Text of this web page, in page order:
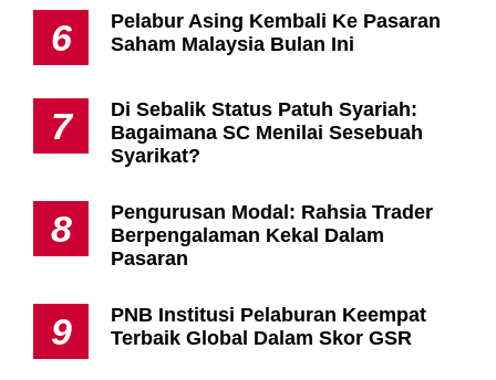
6
Pelabur Asing Kembali Ke Pasaran
Saham Malaysia Bulan Ini
7
Di Sebalik Status Patuh Syariah:
Bagaimana SC Menilai Sesebuah
Syarikat?
8
Pengurusan Modal: Rahsia Trader
Berpengalaman Kekal Dalam
Pasaran
9
PNB Institusi Pelaburan Keempat
Terbaik Global Dalam Skor GSR